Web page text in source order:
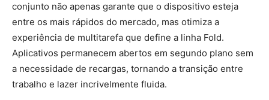
conjunto não apenas garante que o dispositivo esteja
entre os mais rápidos do mercado, mas otimiza a
experiência de multitarefa que define a linha Fold.
Aplicativos permanecem abertos em segundo plano sem
a necessidade de recargas, tornando a transição entre
trabalho e lazer incrivelmente fluida.